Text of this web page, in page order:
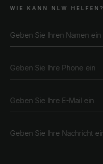
WIE KANN NLW HELFEN?